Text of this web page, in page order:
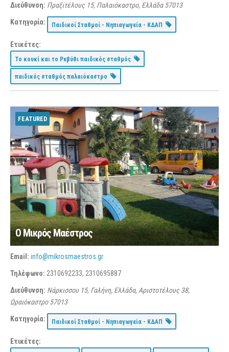
Διεύθυνση: Πραξιτέλους 15, Παλαιόκαστρο, Ελλάδα 57013
Κατηγορία: Παιδικοί Σταθμοί - Νηπιαγωγεία - ΚΔΑΠ
Ετικέτες:
Το κουκί και το Ρεβύθι παιδικός σταθμός
παιδικός σταθμός παλαιόκαστρο
FEATURED
Ο Μικρός Μαέστρος
Email: info@mikrosmaestros.gr
Τηλέφωνο: 2310692233, 2310695887
Διεύθυνση: Νάρκισσου 15, Γαλήνη, Ελλάδα, Αριστοτέλους 38,
Ωραιόκαστρο57013
Κατηγορία: Παιδικοί Σταθμοί - Νηπιαγωγεία - ΚΔΑΠ
Ετικέτες: